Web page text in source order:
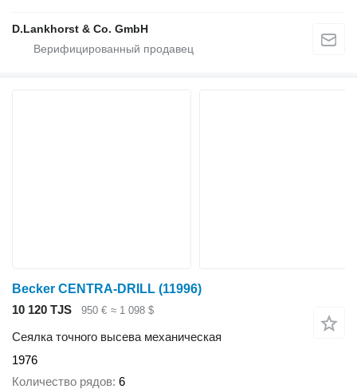
D.Lankhorst & Co. GmbH
Becker CENTRA-DRILL (11996)
10 120 TJS
950 € ≈ 1 098 $
Сеялка точного высева механическая
1976
Количество рядов 6